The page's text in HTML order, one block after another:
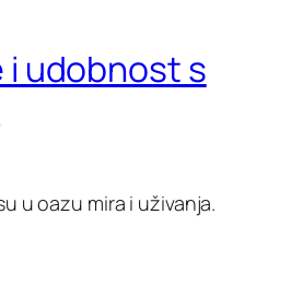
i udobnost s
u oazu mira i uživanja.